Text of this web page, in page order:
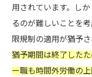
用されています。し
るのが難しいことを
限規制の適用が猶予さ
猶予期間は終了した
ー職も時間外労働の